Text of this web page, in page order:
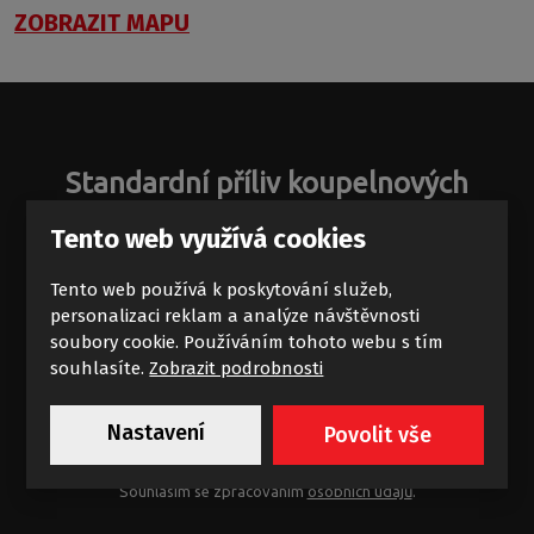
ZOBRAZIT MAPU
Standardní příliv koupelnových
zajímavostí
Novinky a akce na e-mail
Chci dostávat výhodné nabídky
Souhlasím se zpracováním osobních údajů.
Tento web využívá cookies
Tento web používá k poskytování služeb,
personalizaci reklam a analýze návštěvnosti
soubory cookie. Používáním tohoto webu s tím
souhlasíte.Zobrazit podrobnosti
Nastavení Povolit vše